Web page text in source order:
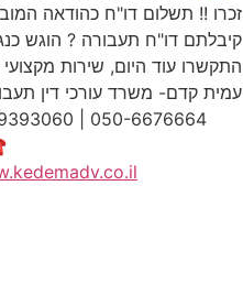
זכרו !! תשלום דו"ח כהודאה
קיבלתם דו"ח תעבורה ? הוגש
התקשרו עוד היום, שירות
עמית קדם- משרד עורכי דין
| 050-6676664